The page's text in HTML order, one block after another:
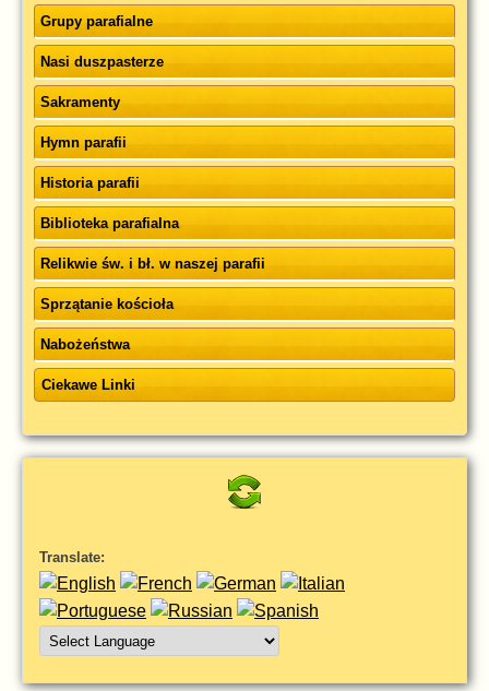
Grupy parafialne
Nasi duszpasterze
Sakramenty
Hymn parafii
Historia parafii
Biblioteka parafialna
Relikwie św. i bł. w naszej parafii
Sprzątanie kościoła
Nabożeństwa
Ciekawe Linki
Translate: